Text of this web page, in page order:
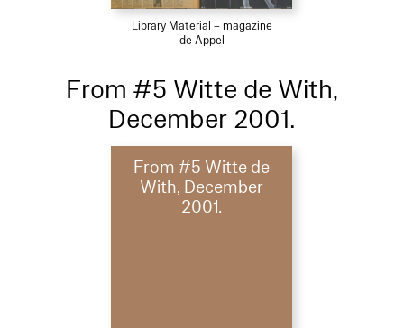
Library Material – magazine
de Appel
From #5 Witte de With,
December 2001.
From #5 Witte de
With, December
2001.